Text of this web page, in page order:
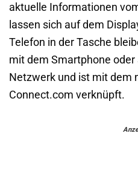
aktuelle Informationen
lassen sich auf dem
Telefon in der Tasche
mit dem Smartphone
Netzwerk und ist mit dem
Connect.com verknüpft.